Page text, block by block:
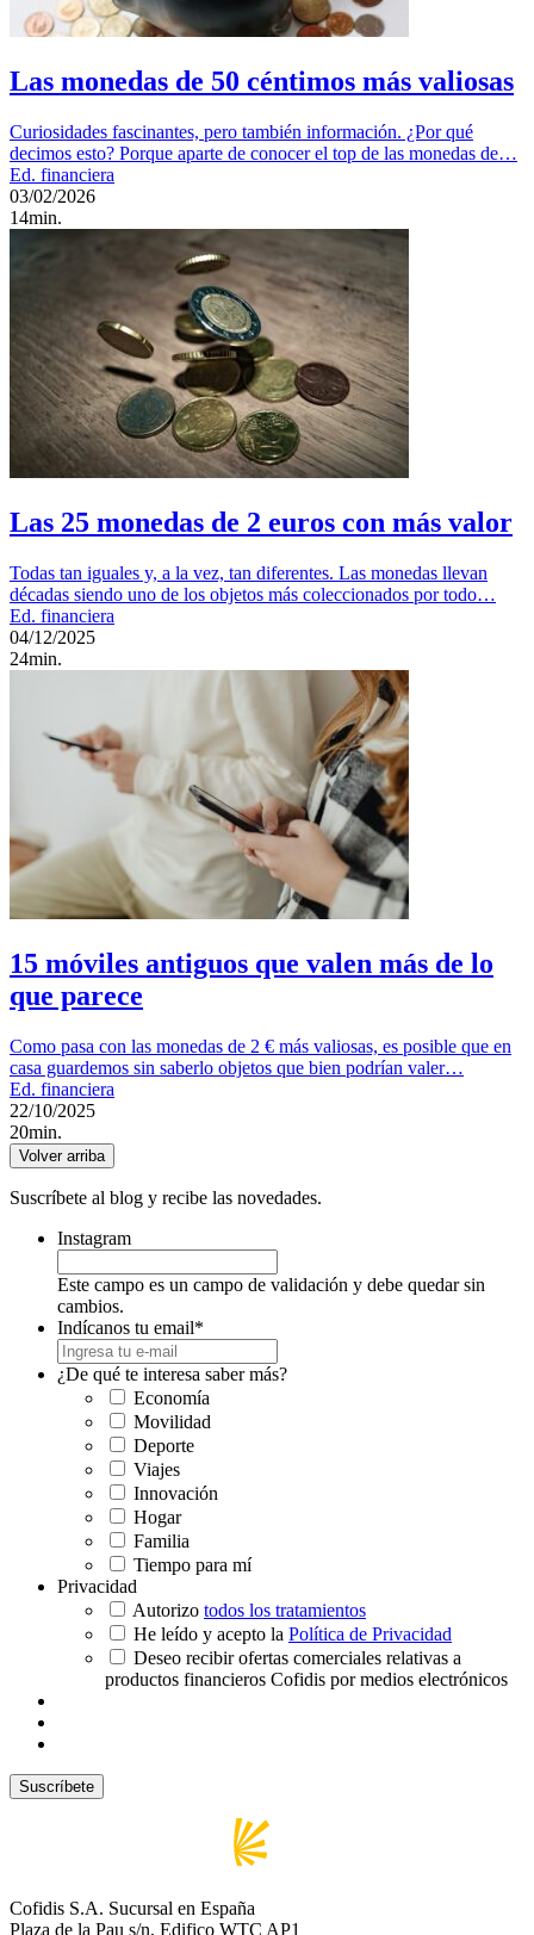
Las monedas de 50 céntimos más valiosas
Curiosidades fascinantes, pero también información. ¿Por qué
decimos esto? Porque aparte de conocer el top de las monedas de…
Ed. financiera
03/02/2026
14min.
Las 25 monedas de 2 euros con más valor
Todas tan iguales y, a la vez, tan diferentes. Las monedas llevan
décadas siendo uno de los objetos más coleccionados por todo…
Ed. financiera
04/12/2025
24min.
15 móviles antiguos que valen más de lo
que parece
Como pasa con las monedas de 2 € más valiosas, es posible que en
casa guardemos sin saberlo objetos que bien podrían valer…
Ed. financiera
22/10/2025
20min.
Volver arriba
Suscríbete al blog y recibe las novedades.
Instagram
Este campo es un campo de validación y debe quedar sin
cambios.
Indícanos tu email*
¿De qué te interesa saber más?
Economía
Movilidad
Deporte
Viajes
Innovación
Hogar
Familia
Tiempo para mí
Privacidad
Autorizo todos los tratamientos
He leído y acepto la Política de Privacidad
Deseo recibir ofertas comerciales relativas a
productos financieros Cofidis por medios electrónicos
Cofidis S.A. Sucursal en España
Plaza de la Pau s/n, Edifico WTC AP1